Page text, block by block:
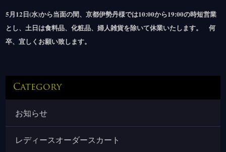
5月12日(水)から当面の間、京都伊勢丹様では10:00から19:00の時短営業
とし、土日は食料品、化粧品、婦人雑貨を除いて休業いたします。 何
卒、宜しくお願い致します。
Category
お知らせ
レディースオーダースカート